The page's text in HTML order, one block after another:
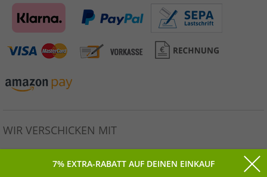
WIR VERSCHICKEN MIT
7% EXTRA-RABATT AUF DEINEN EINKAUF